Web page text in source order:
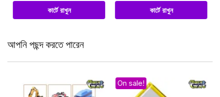
কার্টে রাখুন কার্টে রাখুন
আপনি পছন্দ করতে পারেন
On sale!